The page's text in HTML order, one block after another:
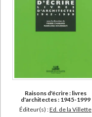
Raisons d'écrire : livres
d'architectes : 1945-1999
Éditeur(s) :Ed. de la Villette